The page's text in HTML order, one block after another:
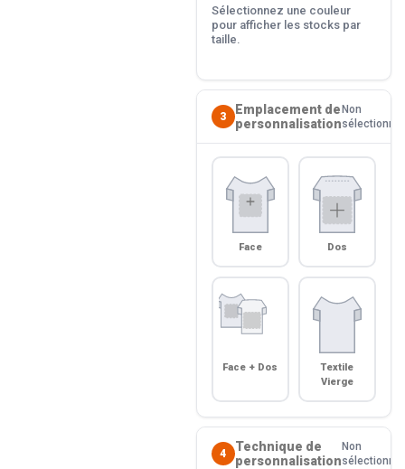
Sélectionnez une couleur
pour afficher les stocks par
taille.
3
Emplacement de
personnalisation
Non
sélectionné
Face Dos
Face + Dos
Textile
Vierge
4
Technique de
personnalisation
Non
sélectionné